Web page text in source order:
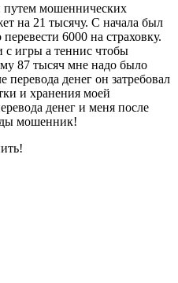
путем мошеннических
на 21 тысячу. С начала был
6000 на страховку.
с игры а теннис чтобы
87 тысяч мне надо было
перевода денег он затребовал
и хранения моей
денег и меня после
мошенник!